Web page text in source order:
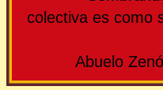
colectiva es como
Abuelo